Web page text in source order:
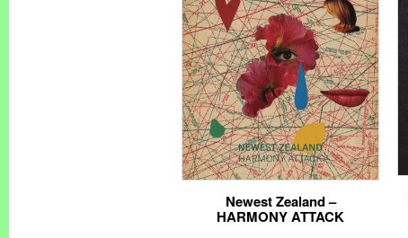
Newest Zealand –
HARMONY ATTACK